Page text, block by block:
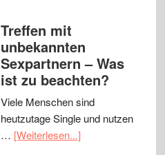
Treffen mit
unbekannten
Sexpartnern – Was
ist zu beachten?
Viele Menschen sind
heutzutage Single und nutzen
… [Weiterlesen...]